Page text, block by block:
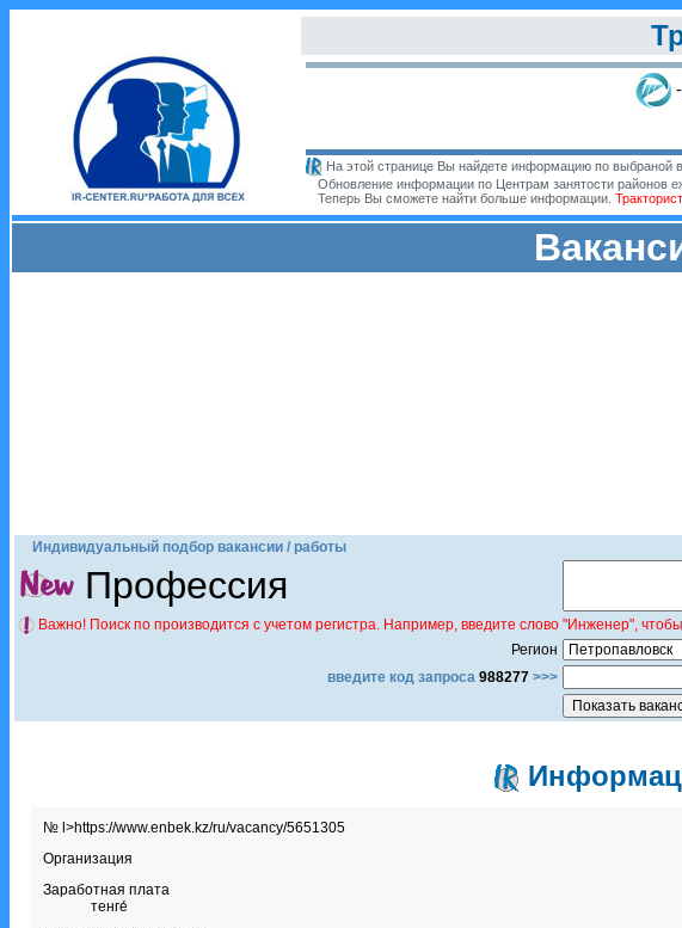
-
На этой странице Вы найдете информацию по выбраной
Обновление информации по Центрам занятости районов
Теперь Вы сможете найти больше информации. Тракторист
Индивидуальный подбор вакансии / работы
Профессия
Важно! Поиск по производится с учетом регистра. Например, введите слово "Инженер",
Регион
введите код запроса 988277 >>>
№ l>https://www.enbek.kz/ru/vacancy/5651305
Организация
Заработная плата
тенге́